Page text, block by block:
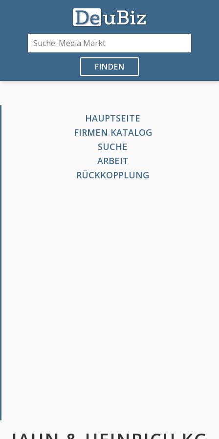
FINDEN
HAUPTSEITE
FIRMEN KATALOG
SUCHE
ARBEIT
RÜCKKOPPLUNG